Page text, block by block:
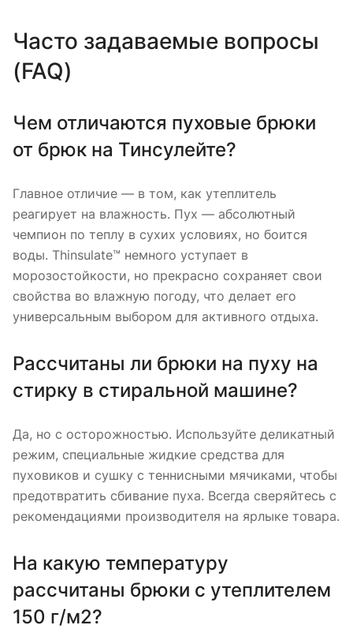
Часто задаваемые вопросы
(FAQ)
Чем отличаются пуховые брюки
от брюк на Тинсулейте?
Главное отличие — в том, как утеплитель
реагирует на влажность. Пух — абсолютный
чемпион по теплу в сухих условиях, но боится
воды. Thinsulate™ немного уступает в
морозостойкости, но прекрасно сохраняет свои
свойства во влажную погоду, что делает его
универсальным выбором для активного отдыха.
Рассчитаны ли брюки на пуху на
стирку в стиральной машине?
Да, но с осторожностью. Используйте деликатный
режим, специальные жидкие средства для
пуховиков и сушку с теннисными мячиками, чтобы
предотвратить сбивание пуха. Всегда сверяйтесь с
рекомендациями производителя на ярлыке товара.
На какую температуру
рассчитаны брюки с утеплителем
150 г/м2?